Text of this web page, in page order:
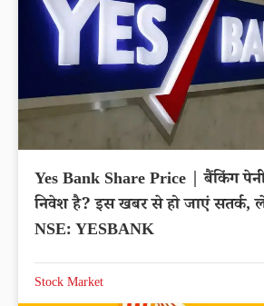
Yes Bank Share Price | बैंकिंग
निवेश है? इस खबर से हो जाएं सतर्क,
NSE: YESBANK
Stock Market